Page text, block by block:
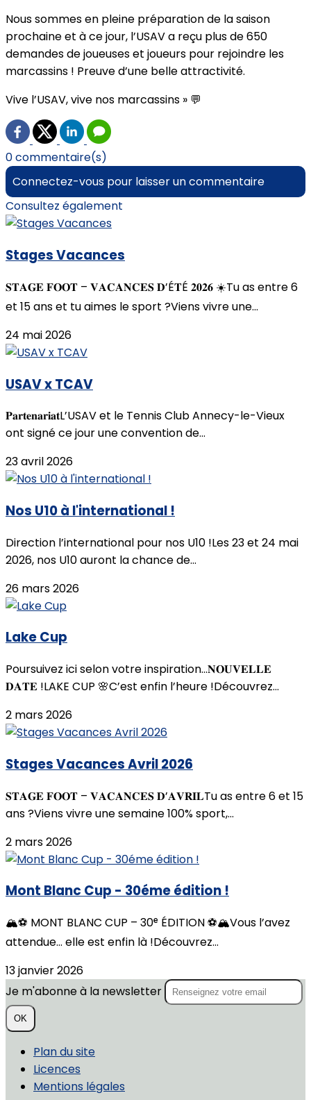
Nous sommes en pleine préparation de la saison
prochaine et à ce jour, l’USAV a reçu plus de 650
demandes de joueuses et joueurs pour rejoindre les
marcassins ! Preuve d’une belle attractivité.
Vive l’USAV, vive nos marcassins » 💬
0 commentaire(s)
Connectez-vous pour laisser un commentaire
Consultez également
Stages Vacances
𝐒𝐓𝐀𝐆𝐄 𝐅𝐎𝐎𝐓 – 𝐕𝐀𝐂𝐀𝐍𝐂𝐄𝐒 𝐃’É𝐓É 𝟐𝟎𝟐𝟔 ☀️Tu as entre 6
et 15 ans et tu aimes le sport ?Viens vivre une...
24 mai 2026
USAV x TCAV
𝐏𝐚𝐫𝐭𝐞𝐧𝐚𝐫𝐢𝐚𝐭L’USAV et le Tennis Club Annecy-le-Vieux
ont signé ce jour une convention de...
23 avril 2026
Nos U10 à l'international !
Direction l’international pour nos U10 !Les 23 et 24 mai
2026, nos U10 auront la chance de...
26 mars 2026
Lake Cup
Poursuivez ici selon votre inspiration...𝐍𝐎𝐔𝐕𝐄𝐋𝐋𝐄
𝐃𝐀𝐓𝐄 !LAKE CUP 🌸C’est enfin l’heure !Découvrez...
2 mars 2026
Stages Vacances Avril 2026
𝐒𝐓𝐀𝐆𝐄 𝐅𝐎𝐎𝐓 – 𝐕𝐀𝐂𝐀𝐍𝐂𝐄𝐒 𝐃’𝐀𝐕𝐑𝐈𝐋Tu as entre 6 et 15
ans ?Viens vivre une semaine 100% sport,...
2 mars 2026
Mont Blanc Cup - 30éme édition !
🏔️⚽️ MONT BLANC CUP – 30ᵉ ÉDITION ⚽️🏔️Vous l’avez
attendue… elle est enfin là !Découvrez...
13 janvier 2026
Je m'abonne à la newsletter
OK
Plan du site
Licences
Mentions légales